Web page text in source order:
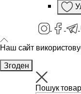
Наш сайт
Згоден
Пошук